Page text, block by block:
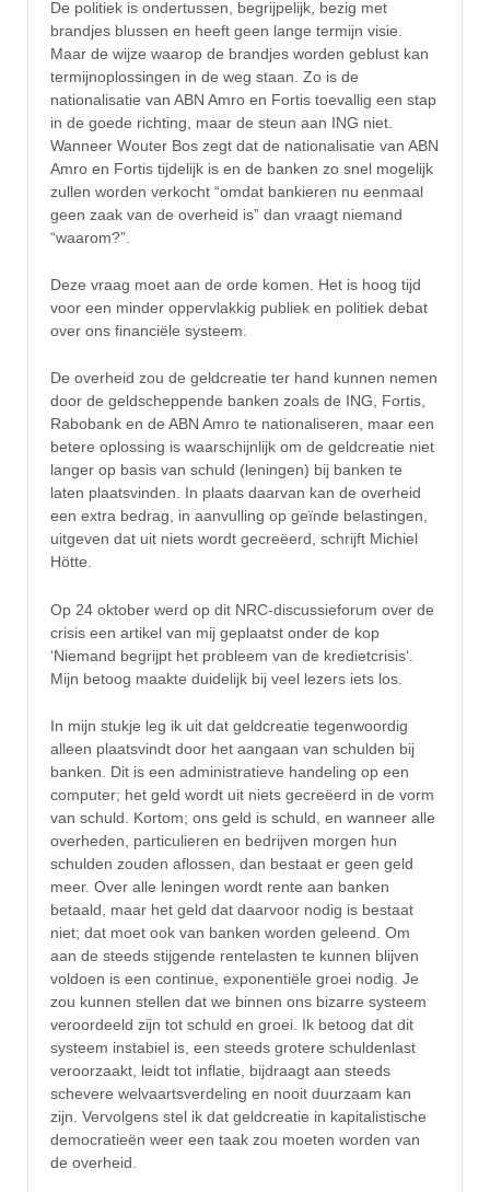
De politiek is ondertussen, begrijpelijk, bezig met
brandjes blussen en heeft geen lange termijn visie.
Maar de wijze waarop de brandjes worden geblust kan
termijnoplossingen in de weg staan. Zo is de
nationalisatie van ABN Amro en Fortis toevallig een stap
in de goede richting, maar de steun aan ING niet.
Wanneer Wouter Bos zegt dat de nationalisatie van ABN
Amro en Fortis tijdelijk is en de banken zo snel mogelijk
zullen worden verkocht “omdat bankieren nu eenmaal
geen zaak van de overheid is” dan vraagt niemand
“waarom?”.
Deze vraag moet aan de orde komen. Het is hoog tijd
voor een minder oppervlakkig publiek en politiek debat
over ons financiële systeem.
De overheid zou de geldcreatie ter hand kunnen nemen
door de geldscheppende banken zoals de ING, Fortis,
Rabobank en de ABN Amro te nationaliseren, maar een
betere oplossing is waarschijnlijk om de geldcreatie niet
langer op basis van schuld (leningen) bij banken te
laten plaatsvinden. In plaats daarvan kan de overheid
een extra bedrag, in aanvulling op geïnde belastingen,
uitgeven dat uit niets wordt gecreëerd, schrijft Michiel
Hötte.
Op 24 oktober werd op dit NRC-discussieforum over de
crisis een artikel van mij geplaatst onder de kop
‘Niemand begrijpt het probleem van de kredietcrisis‘.
Mijn betoog maakte duidelijk bij veel lezers iets los.
In mijn stukje leg ik uit dat geldcreatie tegenwoordig
alleen plaatsvindt door het aangaan van schulden bij
banken. Dit is een administratieve handeling op een
computer; het geld wordt uit niets gecreëerd in de vorm
van schuld. Kortom; ons geld is schuld, en wanneer alle
overheden, particulieren en bedrijven morgen hun
schulden zouden aflossen, dan bestaat er geen geld
meer. Over alle leningen wordt rente aan banken
betaald, maar het geld dat daarvoor nodig is bestaat
niet; dat moet ook van banken worden geleend. Om
aan de steeds stijgende rentelasten te kunnen blijven
voldoen is een continue, exponentiële groei nodig. Je
zou kunnen stellen dat we binnen ons bizarre systeem
veroordeeld zijn tot schuld en groei. Ik betoog dat dit
systeem instabiel is, een steeds grotere schuldenlast
veroorzaakt, leidt tot inflatie, bijdraagt aan steeds
schevere welvaartsverdeling en nooit duurzaam kan
zijn. Vervolgens stel ik dat geldcreatie in kapitalistische
democratieën weer een taak zou moeten worden van
de overheid.